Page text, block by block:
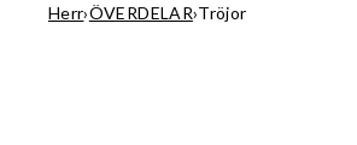
Herr›ÖVERDELAR›Tröjor